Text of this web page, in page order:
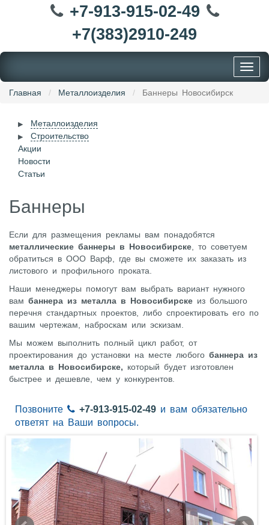
+7-913-915-02-49
+7(383)2910-249
Toggle
Главная Металлоизделия Баннеры Новосибирск
Металлоизделия
Строительство
Акции
Новости
Статьи
Баннеры
Если для размещения рекламы вам понадобятся
металлические баннеры в Новосибирске , то советуем
обратиться в ООО Варф, где вы сможете их заказать из
листового и профильного проката.
Наши менеджеры помогут вам выбрать вариант нужного
вам баннера из металла в Новосибирске из большого
перечня стандартных проектов, либо спроектировать его по
вашим чертежам, наброскам или эскизам.
Мы можем выполнить полный цикл работ, от
проектирования до установки на месте любого баннера из
металла в Новосибирске, который будет изготовлен
быстрее и дешевле, чем у конкурентов.
Позвоните +7-913-915-02-49 и вам обязательно
ответят на Ваши вопросы.